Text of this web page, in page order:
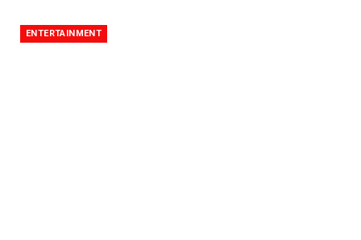
ENTERTAINMENT